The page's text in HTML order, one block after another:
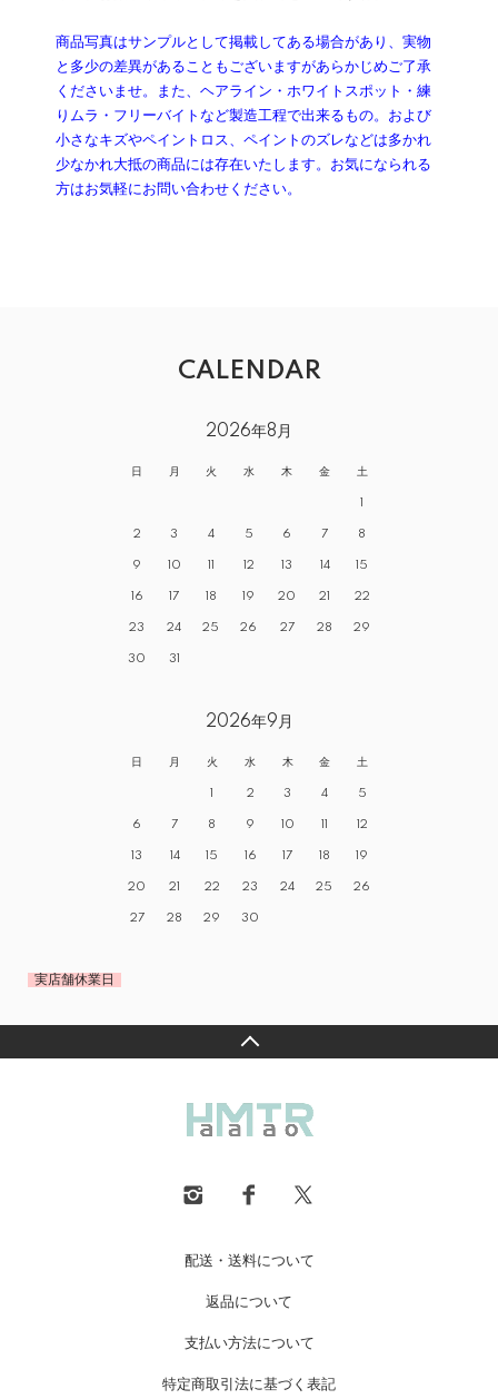
商品写真はサンプルとして掲載してある場合があり、実物
と多少の差異があることもございますがあらかじめご了承
くださいませ。また、ヘアライン・ホワイトスポット・練
りムラ・フリーバイトなど製造工程で出来るもの。および
小さなキズやペイントロス、ペイントのズレなどは多かれ
少なかれ大抵の商品には存在いたします。お気になられる
方はお気軽にお問い合わせください。
CALENDAR
2026年8月
日 月 火 水 木 金 土
1
2 3 4 5 6 7 8
9 10 11 12 13 14 15
16 17 18 19 20 21 22
23 24 25 26 27 28 29
30 31
2026年9月
日 月 火 水 木 金 土
1 2 3 4 5
6 7 8 9 10 11 12
13 14 15 16 17 18 19
20 21 22 23 24 25 26
27 28 29 30
実店舗休業日
配送・送料について
返品について
支払い方法について
特定商取引法に基づく表記